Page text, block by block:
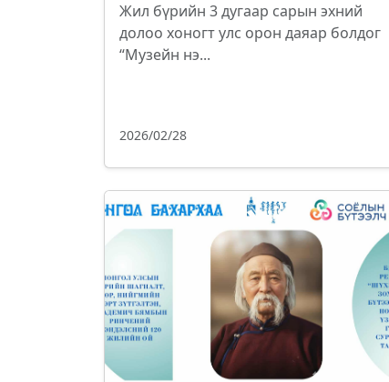
Жил бүрийн 3 дугаар сарын эхний
долоо хоногт улс орон даяар болдог
“Музейн нэ...
2026/02/28